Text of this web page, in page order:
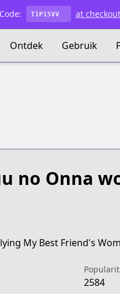
Code: T1P15VV at checkout
Ontdek Gebruik
no Onna
My Best Friend's
2584